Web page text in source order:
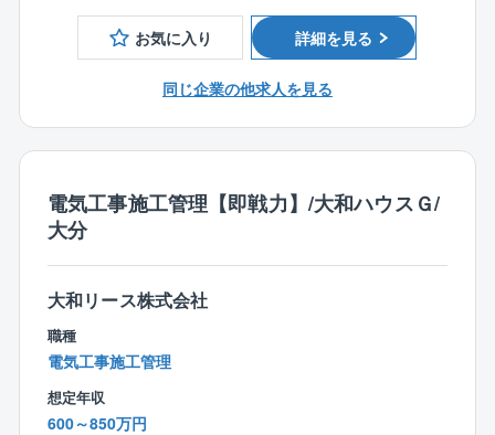
■職務の特性：
同社は、大分杵築エリアにて設備・配管工事事業の多
くを担当しており、地域の生活インフラを支えていま
スキルの高い技術者が数多く在籍していることより電
気工事・配管・空調・消防設備・建築・土木をワンス
■入社後の流れ：
経験の浅い方には簡単な現場作業から見ていただき、
経験をお持ちの方には今までの経験を活かせるお仕事
をお任せします。
く、働きやすい環境を整えています。
・建築工事施工管理士1級
・1級建築士お気に入り 詳細を見る
同じ企業の他求人を見る
電気工事施工管理【即戦力】/大和ハウスＧ/
大分
大和リース株式会社
職種
電気工事施工管理
想定年収
600～850万円